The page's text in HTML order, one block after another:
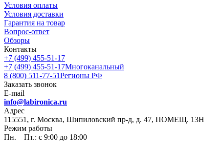
Условия оплаты
Условия доставки
Гарантия на товар
Вопрос-ответ
Обзоры
Контакты
+7 (499) 455-51-17
+7 (499) 455-51-17Многоканальный
8 (800) 511-77-51Регионы РФ
Заказать звонок
E-mail
info@labironica.ru
Адрес
115551, г. Москва, Шипиловский пр-д, д. 47, ПОМЕЩ. 13Н
Режим работы
Пн. – Пт.: с 9:00 до 18:00